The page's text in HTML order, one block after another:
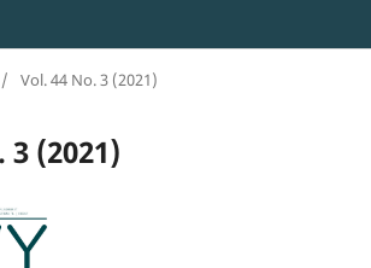
/ Vol. 44 No. 3 (2021)
(2021)